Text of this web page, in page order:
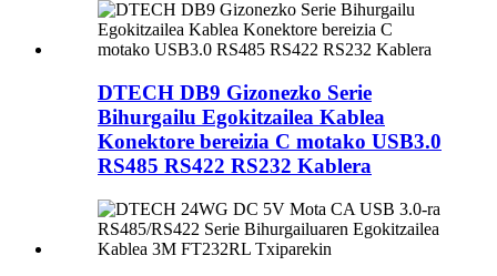
DTECH DB9 Gizonezko Serie
Bihurgailu Egokitzailea Kablea
Konektore bereizia C motako USB3.0
RS485 RS422 RS232 Kablera